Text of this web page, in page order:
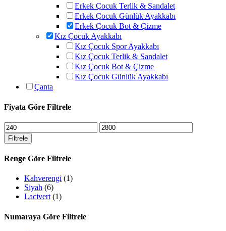
Erkek Çocuk Terlik & Sandalet
Erkek Çocuk Günlük Ayakkabı
Erkek Çocuk Bot & Çizme
Kız Çocuk Ayakkabı
Kız Çocuk Spor Ayakkabı
Kız Çocuk Terlik & Sandalet
Kız Çocuk Bot & Çizme
Kız Çocuk Günlük Ayakkabı
Çanta
Fiyata Göre Filtrele
En
düşük
fiyat
En
yüksek
Filtrele
Renge Göre Filtrele
Kahverengi (1)
Siyah (6)
Lacivert (1)
Numaraya Göre Filtrele